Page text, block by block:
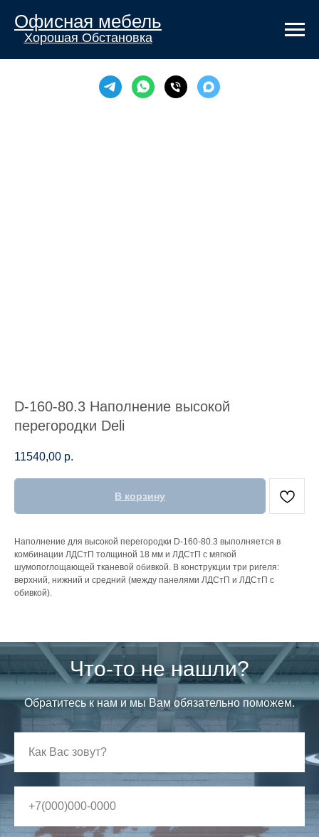
Офисная мебель
Хорошая Обстановка
D-160-80.3 Наполнение высокой
перегородки Deli
11540,00 р.
В корзину
Наполнение для высокой перегородки D-160-80.3 выполняется в
комбинации ЛДСтП толщиной 18 мм и ЛДСтП с мягкой
шумопоглощающей тканевой обивкой. В конструкции три ригеля:
верхний, нижний и средний (между панелями ЛДСтП и ЛДСтП с
обивкой).
Что-то не нашли?
Обратитесь к нам и мы Вам обязательно поможем.